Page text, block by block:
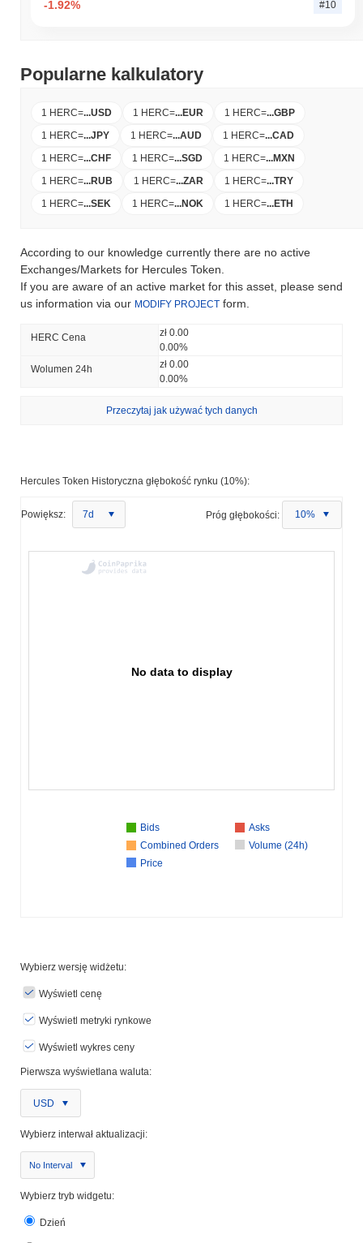
-1.92% #10
Popularne kalkulatory
1 HERC=...USD 1 HERC=...EUR 1 HERC=...GBP
1 HERC=...JPY 1 HERC=...AUD 1 HERC=...CAD
1 HERC=...CHF 1 HERC=...SGD 1 HERC=...MXN
1 HERC=...RUB 1 HERC=...ZAR 1 HERC=...TRY
1 HERC=...SEK 1 HERC=...NOK 1 HERC=...ETH
According to our knowledge currently there are no active
Exchanges/Markets for Hercules Token.
If you are aware of an active market for this asset, please send
us information via our MODIFY PROJECT form.
HERC Cena
zł 0.00
0.00%
Wolumen 24h
zł 0.00
0.00%
Przeczytaj jak używać tych danych
Hercules Token Historyczna głębokość rynku (10%):
Powiększ: 7d Próg głębokości: 10%
No data to display
Bids
Asks
Combined Orders
Volume (24h)
Price
Wybierz wersję widżetu:
Wyświetl cenę
Wyświetl metryki rynkowe
Wyświetl wykres ceny
Pierwsza wyświetlana waluta:
USD
Wybierz interwał aktualizacji:
No Interval
Wybierz tryb widgetu:
Dzień